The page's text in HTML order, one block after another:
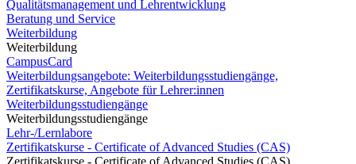
Qualitätsmanagement und Lehrentwicklung
Beratung und Service
Weiterbildung
Weiterbildung
CampusCard
Weiterbildungsangebote: Weiterbildungsstudiengänge,
Zertifikatskurse, Angebote für Lehrer:innen
Weiterbildungsstudiengänge
Weiterbildungsstudiengänge
Lehr-/Lernlabore
Zertifikatskurse - Certificate of Advanced Studies (CAS)
Zertifikatskurse - Certificate of Advanced Studies (CAS)